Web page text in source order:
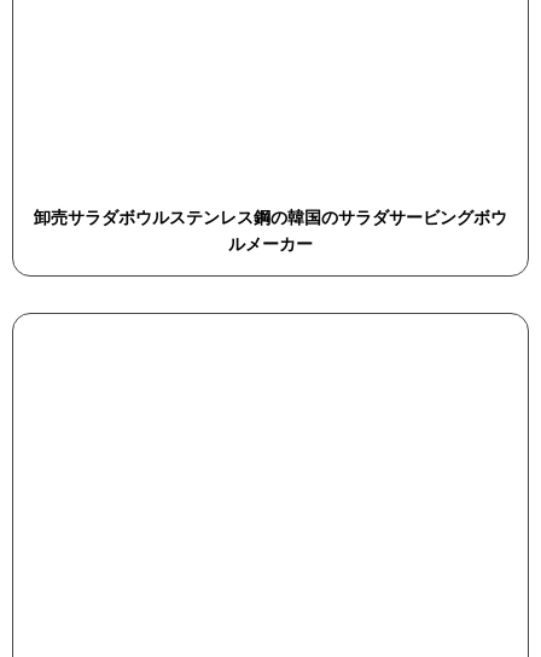
卸売サラダボウルステンレス鋼の韓国のサラダサービングボウ
ルメーカー